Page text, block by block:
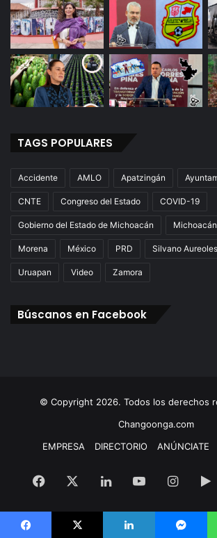
TAGS POPULARES
Accidente AMLO Apatzingán
CNTE Congreso del Estado COVID-19
Gobierno del Estado de Michoacán Michoacán
Morena México PRD Silvano Aureoles
Uruapan Video Zamora
Búscanos en Facebook
© Copyright 2026. Todos los derechos
Changoonga.com
EMPRESA
DIRECTORIO ANÚNCIATE
Facebook LinkedInYouTube